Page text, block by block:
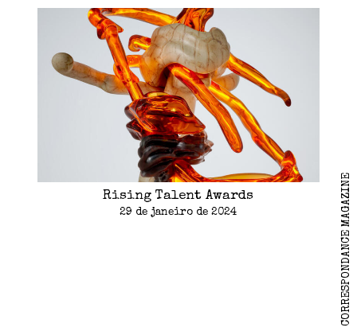
Rising Talent Awards
29 de janeiro de 2024 2026 CORRESPONDANCE MAGAZINE